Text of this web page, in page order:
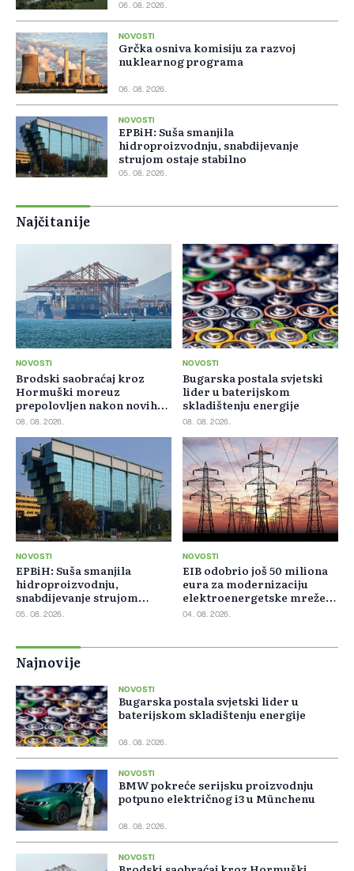
06. 08. 2026.
NOVOSTI
Grčka osniva komisiju za razvoj
nuklearnog programa
06. 08. 2026.
NOVOSTI
EPBiH: Suša smanjila
hidroproizvodnju, snabdijevanje
strujom ostaje stabilno
05. 08. 2026.
Najčitanije
NOVOSTI
Brodski saobraćaj kroz
Hormuški moreuz
prepolovljen nakon novih
blokada
08. 08. 2026.
NOVOSTI
Bugarska postala svjetski
lider u baterijskom
skladištenju energije
08. 08. 2026.
NOVOSTI
EPBiH: Suša smanjila
hidroproizvodnju,
snabdijevanje strujom
ostaje stabilno
05. 08. 2026.
NOVOSTI
EIB odobrio još 50 miliona
eura za modernizaciju
elektroenergetske mreže
Slovačke
04. 08. 2026.
Najnovije
NOVOSTI
Bugarska postala svjetski lider u
baterijskom skladištenju energije
08. 08. 2026.
NOVOSTI
BMW pokreće serijsku proizvodnju
potpuno električnog i3 u Münchenu
08. 08. 2026.
NOVOSTI